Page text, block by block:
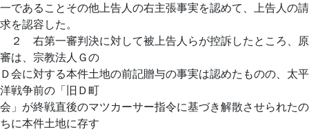
一であることその他上告人の右主張事実を認めて、上告人の請
求を認容した。
２ 右第一審判決に対して被上告人らが控訴したところ、原
審は、宗教法人Ｇの
Ｄ会に対する本件土地の前記贈与の事実は認めたものの、太平
洋戦争前の「旧Ｄ町
会」が終戦直後のマツカーサー指令に基づき解散させられたの
ちに本件土地に存す